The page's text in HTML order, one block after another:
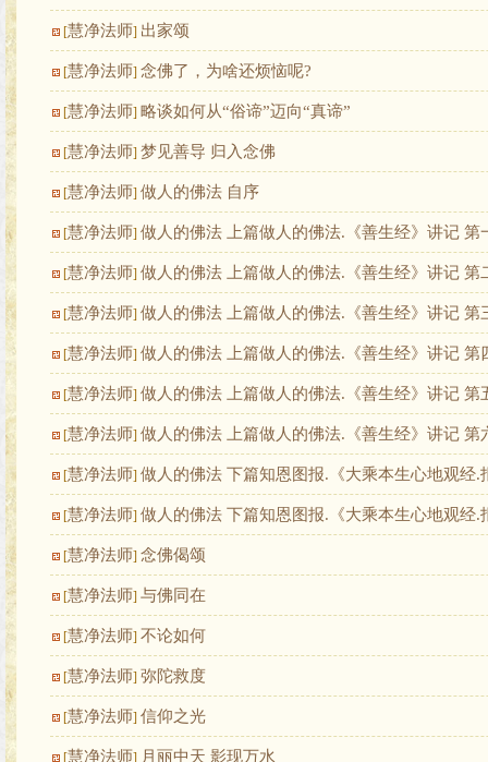
[慧净法师] 出家颂
[慧净法师] 念佛了，为啥还烦恼呢?
[慧净法师] 略谈如何从“俗谛”迈向“真谛”
[慧净法师] 梦见善导 归入念佛
[慧净法师] 做人的佛法 自序
[慧净法师] 做人的佛法 上篇做人的佛法.《善生经》讲记 第
[慧净法师] 做人的佛法 上篇做人的佛法.《善生经》讲记 第
[慧净法师] 做人的佛法 上篇做人的佛法.《善生经》讲记 第
[慧净法师] 做人的佛法 上篇做人的佛法.《善生经》讲记 第
[慧净法师] 做人的佛法 上篇做人的佛法.《善生经》讲记 第
[慧净法师] 做人的佛法 上篇做人的佛法.《善生经》讲记 第
[慧净法师] 做人的佛法 下篇知恩图报.《大乘本生心地观
[慧净法师] 做人的佛法 下篇知恩图报.《大乘本生心地观
[慧净法师] 念佛偈颂
[慧净法师] 与佛同在
[慧净法师] 不论如何
[慧净法师] 弥陀救度
[慧净法师] 信仰之光
[慧净法师] 月丽中天 影现万水